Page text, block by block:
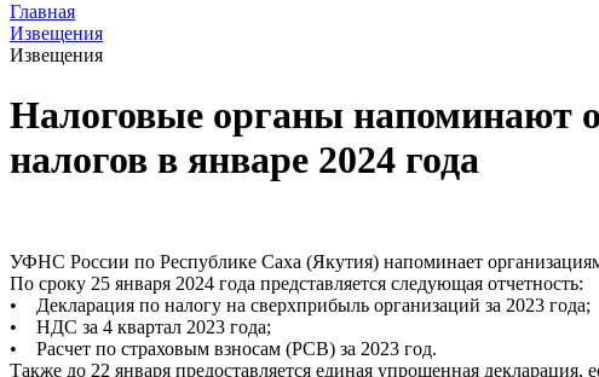
Главная
Извещения
Извещения
Налоговые органы напоминают о
налогов в январе 2024 года
УФНС России по Республике Саха (Якутия) напоминает
По сроку 25 января 2024 года представляется следующая отчетность:
• Декларация по налогу на сверхприбыль организаций за 2023 года;
• НДС за 4 квартал 2023 года;
• Расчет по страховым взносам (РСВ) за 2023 год.
Также до 22 января предоставляется единая упрощенная декларация,